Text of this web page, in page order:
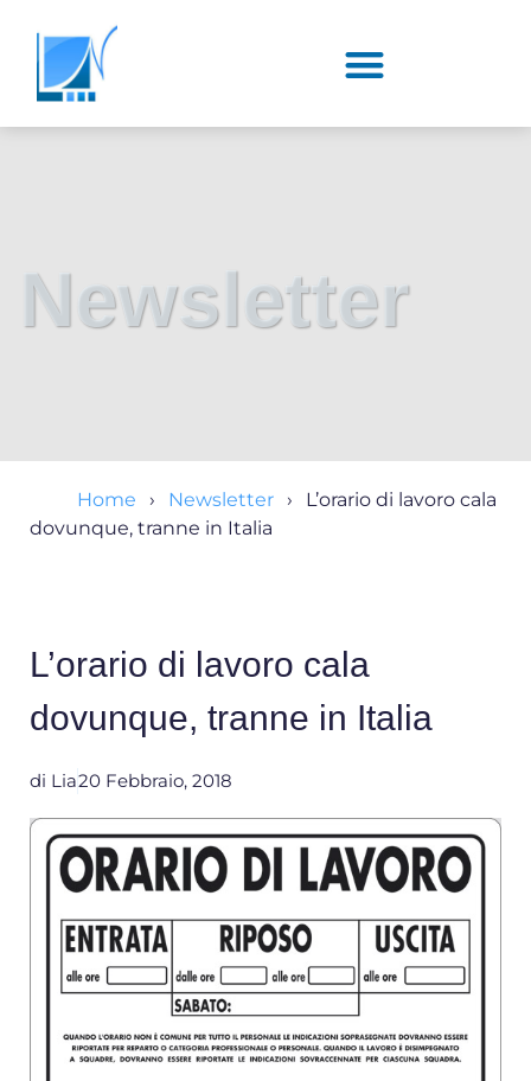
Newsletter
Home Newsletter
L’orario di lavoro cala
dovunque, tranne in Italia
L’orario di lavoro cala
dovunque, tranne in Italia
di Lia20 Febbraio, 2018